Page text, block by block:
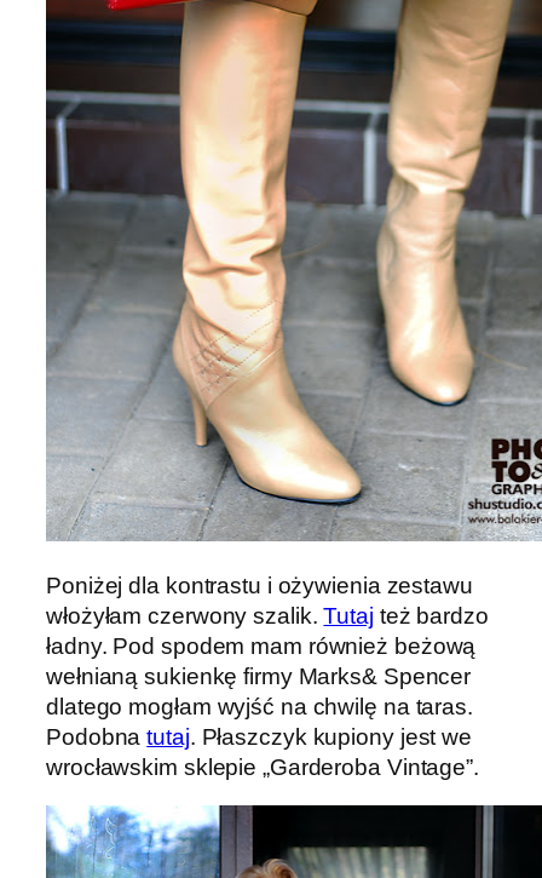
Poniżej dla kontrastu i ożywienia zestawu
włożyłam czerwony szalik.Tutaj też bardzo
ładny. Pod spodem mam również beżową
wełnianą sukienkę firmy Marks& Spencer
dlatego mogłam wyjść na chwilę na taras.
Podobnatutaj. Płaszczyk kupiony jest we
wrocławskim sklepie „Garderoba Vintage”.